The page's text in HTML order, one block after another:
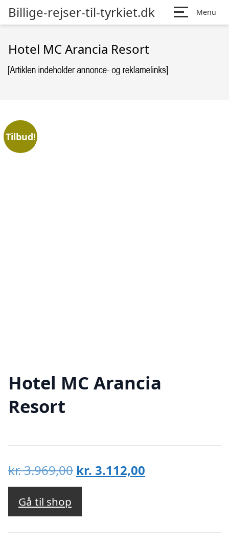
Billige-rejser-til-tyrkiet.dk Menu
Hotel MC Arancia Resort
Tilbud!
Hotel MC Arancia
Resort
kr.3.969,00 Den
oprindelige
var:
kr. 3.969,00.
kr. 3.112,00
kr. 3.112,00.
Gå til shop